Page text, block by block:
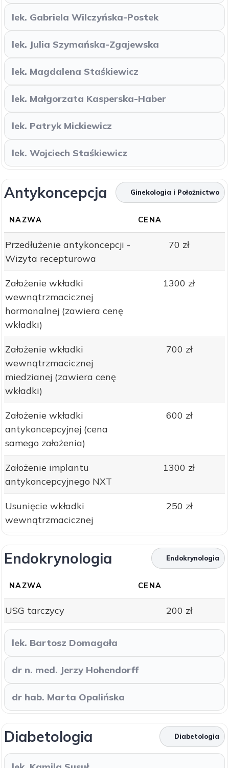
lek. Gabriela Wilczyńska-Postek
lek. Julia Szymańska-Zgajewska
lek. Magdalena Staśkiewicz
lek. Małgorzata Kasperska-Haber
lek. Patryk Mickiewicz
lek. Wojciech Staśkiewicz
Antykoncepcja Ginekologia i Położnictwo
NAZWA CENA
Przedłużenie antykoncepcji -
Wizyta recepturowa
70 zł
Założenie wkładki
wewnątrzmacicznej
hormonalnej (zawiera cenę
wkładki)
1300 zł
Założenie wkładki
wewnątrzmacicznej
miedzianej (zawiera cenę
wkładki)
700 zł
Założenie wkładki
antykoncepcyjnej (cena
samego założenia)
600 zł
Założenie implantu
antykoncepcyjnego NXT
1300 zł
Usunięcie wkładki
wewnątrzmacicznej
250 zł
Endokrynologia Endokrynologia
NAZWA CENA
USG tarczycy 200 zł
lek. Bartosz Domagała
dr n. med. Jerzy Hohendorff
dr hab. Marta Opalińska
Diabetologia Diabetologia